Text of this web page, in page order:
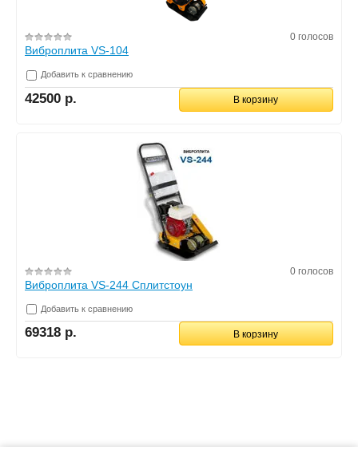
0 голосов
Виброплита VS-104
Добавить к сравнению
42500 р. В корзину
0 голосов
Виброплита VS-244 Сплитстоун
Добавить к сравнению
69318 р. В корзину